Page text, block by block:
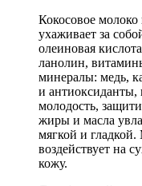
Кокосовое молоко
ухаживает за
олеиновая
ланолин,
минералы: медь,
и антиоксиданты,
молодость,
жиры и масла
мягкой и гладкой.
воздействует на
кожу.